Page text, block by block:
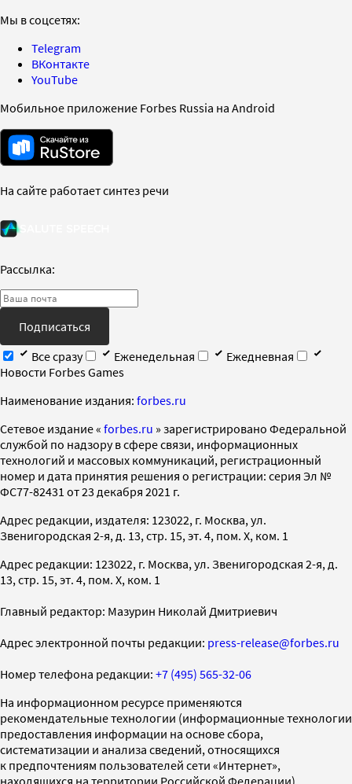
Мы в соцсетях:
Telegram
ВКонтакте
YouTube
Мобильное приложение Forbes Russia на Android
На сайте работает синтез речи
Рассылка:
Подписаться
Все сразу
Еженедельная
Ежедневная
Новости Forbes Games
Наименование издания: forbes.ru
Cетевое издание « forbes.ru » зарегистрировано Федеральной
службой по надзору в сфере связи, информационных
технологий и массовых коммуникаций, регистрационный
номер и дата принятия решения о регистрации: серия Эл №
ФС77-82431 от 23 декабря 2021 г.
Адрес редакции, издателя: 123022, г. Москва, ул.
Звенигородская 2-я, д. 13, стр. 15, эт. 4, пом. X, ком. 1
Адрес редакции: 123022, г. Москва, ул. Звенигородская 2-я, д.
13, стр. 15, эт. 4, пом. X, ком. 1
Главный редактор: Мазурин Николай Дмитриевич
Адрес электронной почты редакции: press-release@forbes.ru
Номер телефона редакции: +7 (495) 565-32-06
На информационном ресурсе применяются
рекомендательные технологии (информационные технологии
предоставления информации на основе сбора,
систематизации и анализа сведений, относящихся
к предпочтениям пользователей сети «Интернет»,
находящихся на территории Российской Федерации)